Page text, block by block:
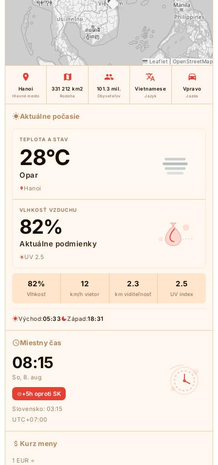
Leaflet OpenStreetMap
Hanoi
Hlavné mesto
331 212 km2
Rozloha
101.3 mil.
Obyvateľov
Vietnamese
Jazyk
Vpravo
Jazda
Aktuálne počasie
TEPLOTA A STAV
28°C
Opar
Hanoi
VLHKOSŤ VZDUCHU
82%
Aktuálne podmienky
UV 2.5
82%
Vlhkosť
12
km/h vietor
2.3
km viditeľnosť
2.5
UV index
Východ:05:33 Západ:18:31
Miestny čas
08:15
So, 8. aug
+5h oproti SK
Slovensko: 03:15
UTC+07:00
Kurz meny
1 EUR =